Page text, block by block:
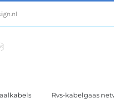
Rvs-kabelgaas